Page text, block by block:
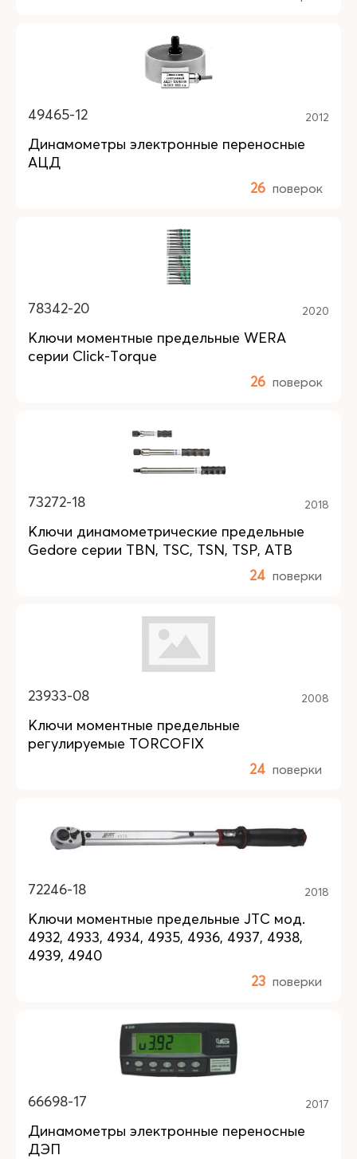
49465-12 2012
Динамометры электронные переносные
АЦД
26 поверок
78342-20 2020
Ключи моментные предельные WERA
серии Click-Torque
26 поверок
73272-18 2018
Ключи динамометрические предельные
Gedore серии TBN, TSC, TSN, TSP, ATB
24 поверки
23933-08 2008
Ключи моментные предельные
регулируемые TORCOFIX
24 поверки
72246-18 2018
Ключи моментные предельные JTC мод.
4932, 4933, 4934, 4935, 4936, 4937, 4938,
4939, 4940
23 поверки
66698-17 2017
Динамометры электронные переносные
ДЭП